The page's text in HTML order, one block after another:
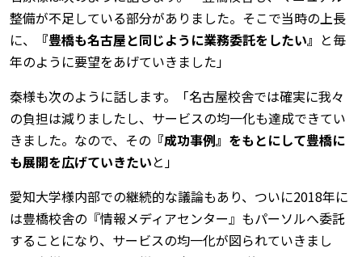
整備が不足している部分がありました。そこで当時の上長
に、
『豊橋も名古屋と同じように業務委託をしたい』 と毎
年のように要望をあげていきました」
秦様も次のように話します。「名古屋校舎では確実に我々
の負担は減りましたし、サービスの均一化も達成できてい
きました。なので、その 『成功事例』をもとにして豊橋に
も展開を広げていきたいと」
愛知大学様内部での継続的な議論もあり、ついに2018年に
は豊橋校舎の『情報メディアセンター』もパーソルへ委託
することになり、サービスの均一化が図られていきまし